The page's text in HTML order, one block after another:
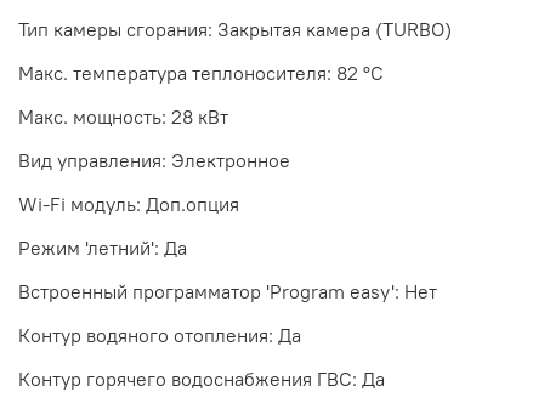
Тип камеры сгорания: Закрытая камера (TURBO)
Макс. температура теплоносителя: 82 °С
Макс. мощность: 28 кВт
Вид управления: Электронное
Wi-Fi модуль: Доп.опция
Режим 'летний': Да
Встроенный программатор 'Program easy': Нет
Контур водяного отопления: Да
Контур горячего водоснабжения ГВС: Да